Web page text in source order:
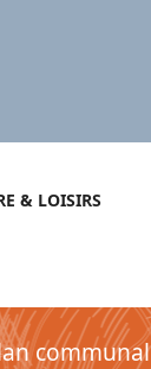
& LOISIRS
communal